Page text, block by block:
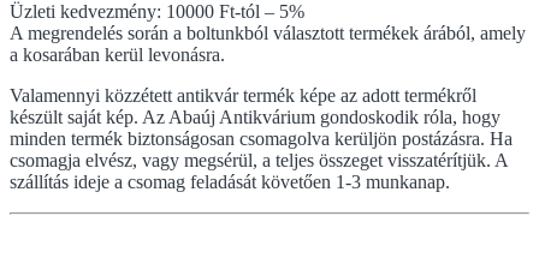
Üzleti kedvezmény: 10000 Ft-tól – 5%
A megrendelés során a boltunkból választott termékek árából, amely
a kosarában kerül levonásra.
Valamennyi közzétett antikvár termék képe az adott termékről
készült saját kép. Az Abaúj Antikvárium gondoskodik róla, hogy
minden termék biztonságosan csomagolva kerüljön postázásra. Ha
csomagja elvész, vagy megsérül, a teljes összeget visszatérítjük. A
szállítás ideje a csomag feladását követően 1-3 munkanap.